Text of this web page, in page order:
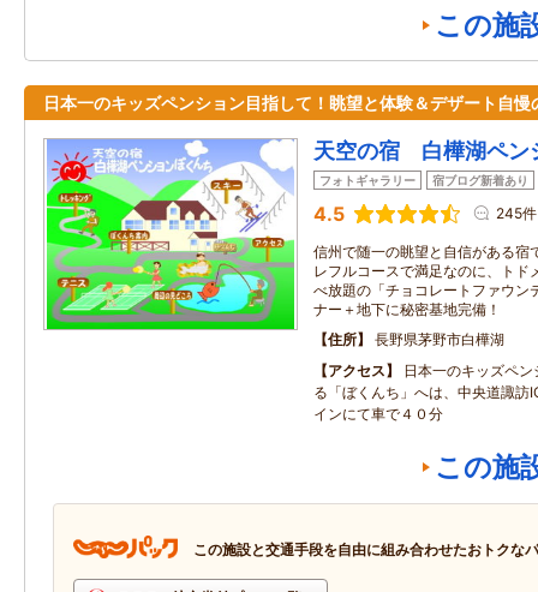
この施
日本一のキッズペンション目指して！眺望と体験＆デザート自慢
天空の宿 白樺湖ペン
フォトギャラリー 宿ブログ新着あり
4.5 245件
信州で随一の眺望と自信がある宿
レフルコースで満足なのに、トド
べ放題の「チョコレートファウン
ナー＋地下に秘密基地完備！
住所
長野県茅野市白樺湖
アクセス
日本一のキッズペ
る「ぼくんち」へは、中央道諏訪
インにて車で４０分
この施
この施設と交通手段を自由に組み合わせたおトクな